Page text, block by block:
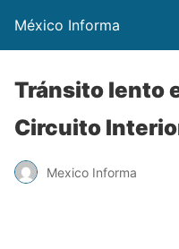
México Informa
Tránsito lento
Circuito
Mexico Informa